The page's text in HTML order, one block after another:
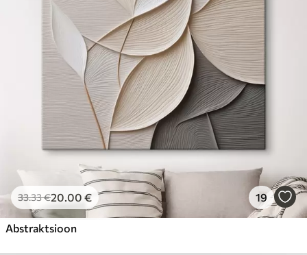
Hind Alates .00
33.33€20.00 € 19
Abstraktsioon